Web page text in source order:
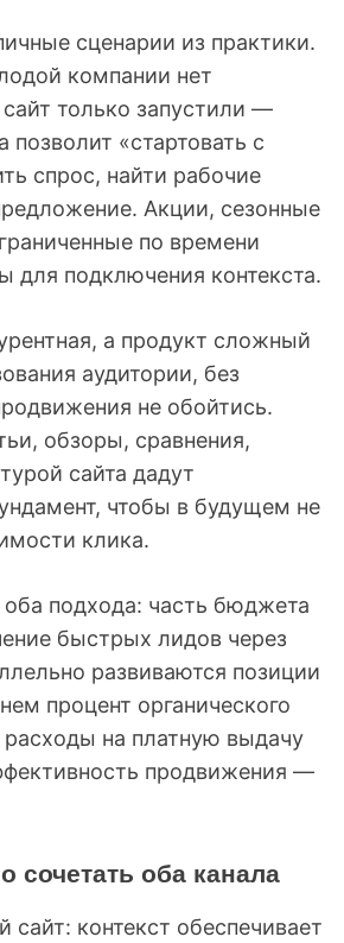
сценарии из практики.
компании нет
только запустили —
позволит «стартовать с
спрос, найти рабочие
Акции, сезонные
по времени
для подключения контекста.
а продукт сложный
аудитории, без
не обойтись.
обзоры, сравнения,
сайта дадут
чтобы в будущем не
клика.
подхода: часть бюджета
быстрых лидов через
развиваются позиции
процент органического
расходы на платную выдачу
продвижения —
сочетать оба канала
сайт: контекст обеспечивает